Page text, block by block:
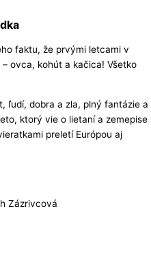
faktu, že prvými letcami v
ovca, kohút a kačica! Všetko
ľudí, dobra a zla, plný fantázie a
ktorý vie o lietaní a zemepise
preletí Európou aj
Zázrivcová